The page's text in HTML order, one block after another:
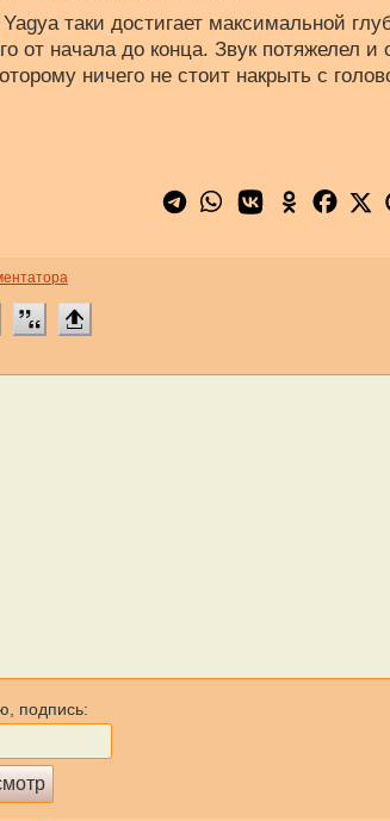
таки достигает максимальной
от начала до конца. Звук потяжелел и
ничего не стоит накрыть с
подпись: